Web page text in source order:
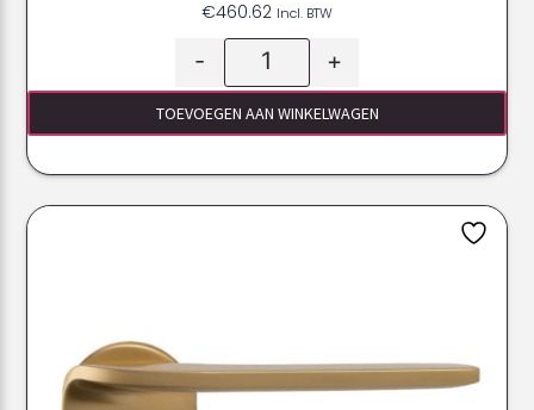
€460.62 Incl. BTW
- +
TOEVOEGEN AAN WINKELWAGEN